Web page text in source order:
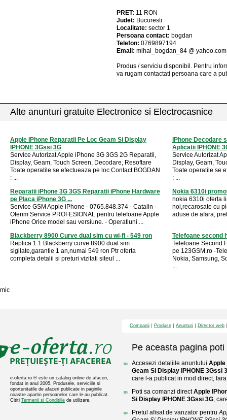
PRET: 11 RON
Judet: Bucuresti
Localitate: sector 1
Persoana contact: bogdan
Telefon: 0769897194
Email: mihai_bogdan_84 @ yahoo.com
Produs / serviciu disponibil . Pentru
va rugam contactati persoana care a
Alte anunturi gratuite Electronice si Electrocasnice
Apple IPhone Reparatii Pe Loc Geam Si Display
IPHONE 3Gssi 3G
Service Autorizat Apple iPhone 3G 3GS 2G Reparatii,
Display, Geam, Touch Screen, Decodare, Resoftare
Toate operatile se efectueaza pe loc Contact BOGDAN
: ...
IPhone Decodare
Aplicatii IPHONE
Service Autorizat
Display, Geam,
Toate operatile se
: ...
Reparatii iPhone 3G 3GS Reparatii iPhone Hardware
pe Placa iPhone 3G ...
Service GSM Apple iPhone - 0765.848.374 - Catalin -
Oferim Service PROFESIONAL pentru telefoane Apple
iPhone Orice model sau versiune. - Operatiuni ...
Nokia 6310i
nokia 6310i oferta
noi,recarosate cu
aduse de afara,
Blackberry 8900 Curve dual sim cu wi-fi - 549 ron
Replica 1:1 Blackberry curve 8900 dual sim
sigilate,garantie 1 an,numai 549 ron Ptr oferta
completa detalii si preturi vizitati siteul ...
Telefoane second
Telefoane Second
pe 123GSM.ro -
Nokia, Samsung,
...
mic
e-oferta.ro ® este un catalog online de afaceri,
fondat in anul 2005. Produsele, serviciile si
oportunitatile de afaceri publicate in paginile
noastre apartin persoanelor care le-au publicat.
Cititi Termenii si Conditiile de utilizare.
Companii Produse Anunturi Director web
Pe aceasta pagina poti
Accesezi detaliile anuntului Apple
Geam Si Display IPHONE 3Gssi
care l-a publicat in mod direct,
Poti sa comanzi directApple
Si Display IPHONE 3Gssi 3G,
Pretul afisat de vanzator pentru